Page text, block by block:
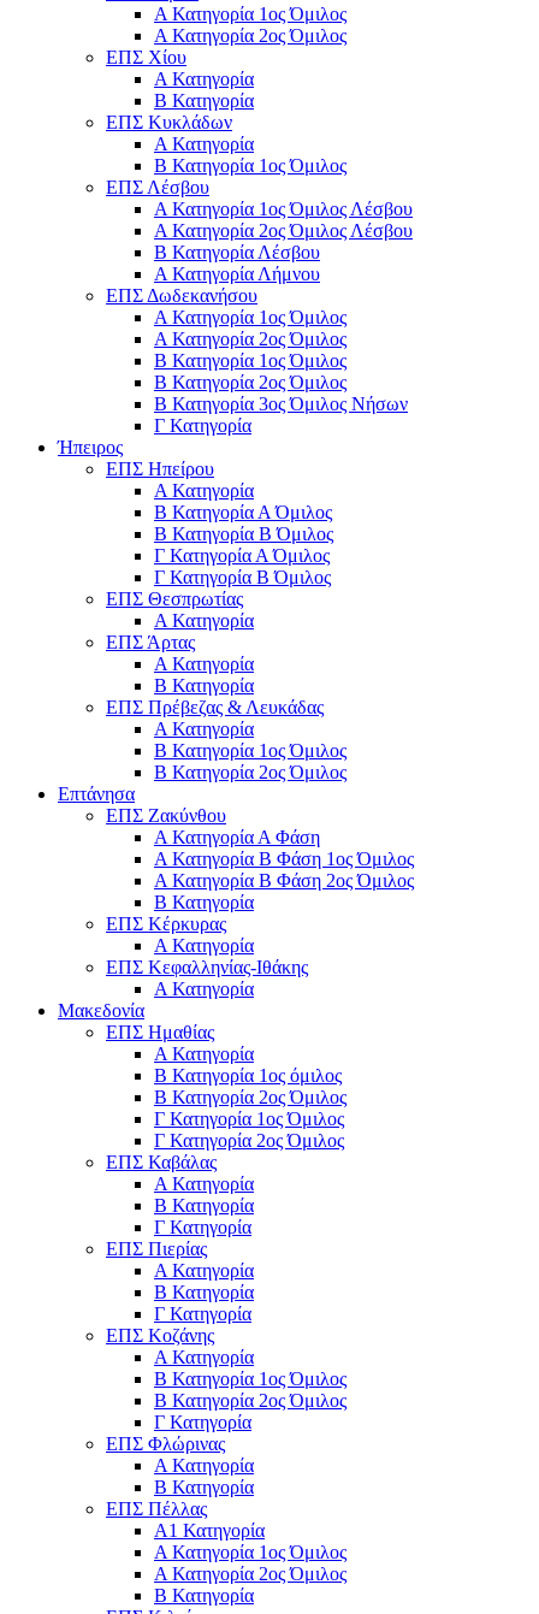
Α Κατηγορία 1ος Όμιλος
Α Κατηγορία 2ος Όμιλος
ΕΠΣ Χίου
Α Κατηγορία
Β Κατηγορία
ΕΠΣ Κυκλάδων
Α Κατηγορία
Β Κατηγορία 1ος Όμιλος
ΕΠΣ Λέσβου
Α Κατηγορία 1ος Όμιλος Λέσβου
Α Κατηγορία 2ος Όμιλος Λέσβου
B Κατηγορία Λέσβου
Α Κατηγορία Λήμνου
ΕΠΣ Δωδεκανήσου
Α Κατηγορία 1ος Όμιλος
Α Κατηγορία 2ος Όμιλος
Β Κατηγορία 1ος Όμιλος
Β Κατηγορία 2ος Όμιλος
Β Κατηγορία 3ος Όμιλος Νήσων
Γ Κατηγορία
Ήπειρος
ΕΠΣ Ηπείρου
Α Κατηγορία
Β Κατηγορία Α Όμιλος
Β Κατηγορία Β Όμιλος
Γ Κατηγορία Α Όμιλος
Γ Κατηγορία Β Όμιλος
ΕΠΣ Θεσπρωτίας
Α Κατηγορία
ΕΠΣ Άρτας
Α Κατηγορία
Β Κατηγορία
ΕΠΣ Πρέβεζας & Λευκάδας
Α Κατηγορία
Β Κατηγορία 1ος Όμιλος
Β Κατηγορία 2ος Όμιλος
Επτάνησα
ΕΠΣ Ζακύνθου
Α Κατηγορία Α Φάση
Α Κατηγορία Β Φάση 1ος Όμιλος
Α Κατηγορία Β Φάση 2ος Όμιλος
Β Κατηγορία
ΕΠΣ Κέρκυρας
A Κατηγορία
ΕΠΣ Κεφαλληνίας-Ιθάκης
Α Κατηγορία
Μακεδονία
ΕΠΣ Ημαθίας
Α Κατηγορία
Β Κατηγορία 1ος όμιλος
Β Κατηγορία 2ος Όμιλος
Γ Κατηγορία 1ος Όμιλος
Γ Κατηγορία 2ος Όμιλος
ΕΠΣ Καβάλας
Α Κατηγορία
Β Κατηγορία
Γ Κατηγορία
ΕΠΣ Πιερίας
Α Κατηγορία
Β Κατηγορία
Γ Κατηγορία
ΕΠΣ Κοζάνης
Α Κατηγορία
Β Κατηγορία 1ος Όμιλος
Β Κατηγορία 2ος Όμιλος
Γ Κατηγορία
ΕΠΣ Φλώρινας
Α Κατηγορία
Β Κατηγορία
ΕΠΣ Πέλλας
Α1 Κατηγορία
Α Κατηγορία 1ος Όμιλος
Α Κατηγορία 2ος Όμιλος
Β Κατηγορία